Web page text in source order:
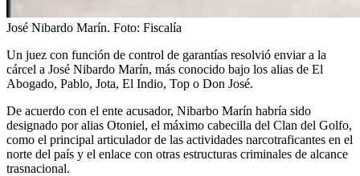
José Nibardo Marín. Foto: Fiscalía
Un juez con función de control de garantías resolvió enviar a la
cárcel a José Nibardo Marín, más conocido bajo los alias de El
Abogado, Pablo, Jota, El Indio, Top o Don José.
De acuerdo con el ente acusador, Nibarbo Marín habría sido
designado por alias Otoniel, el máximo cabecilla del Clan del Golfo,
como el principal articulador de las actividades narcotraficantes en el
norte del país y el enlace con otras estructuras criminales de alcance
trasnacional.